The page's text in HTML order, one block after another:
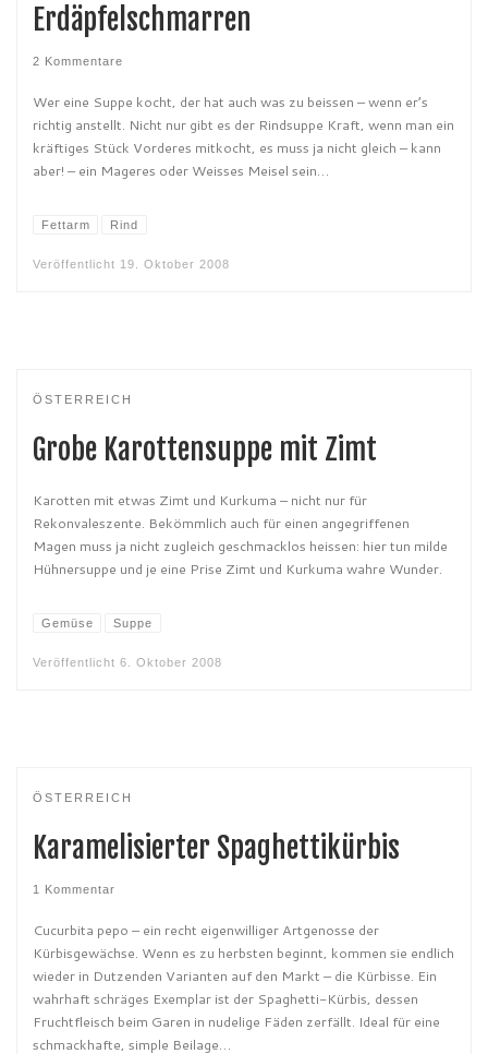
Erdäpfelschmarren
2 Kommentare
Wer eine Suppe kocht, der hat auch was zu beissen – wenn er’s
richtig anstellt. Nicht nur gibt es der Rindsuppe Kraft, wenn man ein
kräftiges Stück Vorderes mitkocht, es muss ja nicht gleich – kann
aber! – ein Mageres oder Weisses Meisel sein…
Fettarm Rind
Veröffentlicht 19. Oktober 2008
ÖSTERREICH
Grobe Karottensuppe mit Zimt
Karotten mit etwas Zimt und Kurkuma – nicht nur für
Rekonvaleszente. Bekömmlich auch für einen angegriffenen
Magen muss ja nicht zugleich geschmacklos heissen: hier tun milde
Hühnersuppe und je eine Prise Zimt und Kurkuma wahre Wunder.
Gemüse Suppe
Veröffentlicht 6. Oktober 2008
ÖSTERREICH
Karamelisierter Spaghettikürbis
1 Kommentar
Cucurbita pepo – ein recht eigenwilliger Artgenosse der
Kürbisgewächse. Wenn es zu herbsten beginnt, kommen sie endlich
wieder in Dutzenden Varianten auf den Markt – die Kürbisse. Ein
wahrhaft schräges Exemplar ist der Spaghetti-Kürbis, dessen
Fruchtfleisch beim Garen in nudelige Fäden zerfällt. Ideal für eine
schmackhafte, simple Beilage…